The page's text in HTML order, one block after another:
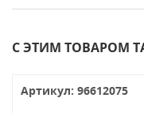
С ЭТИМ ТОВАРОМ
Артикул: 96612075